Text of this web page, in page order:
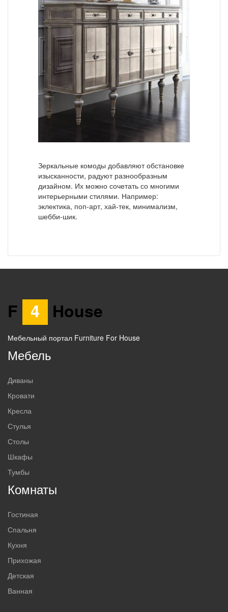
Зеркальные комоды добавляют обстановке
изысканности, радуют разнообразным
дизайном. Их можно сочетать со многими
интерьерными стилями. Например:
эклектика, поп-арт, хай-тек, минимализм,
шебби-шик.
F 4 House
Мебельный портал Furniture For House
Мебель
Диваны
Кровати
Кресла
Стулья
Столы
Шкафы
Тумбы
Комнаты
Гостиная
Спальня
Кухня
Прихожая
Детская
Ванная